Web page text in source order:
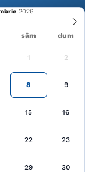
recente
sâm dum
1 2
8 9
15 16
22 23
29 30